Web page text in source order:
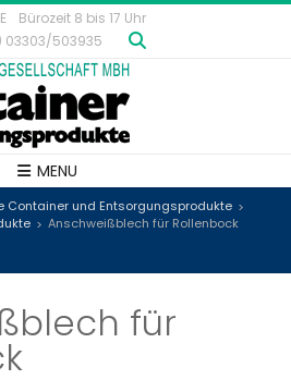
Bürozeit 8 bis 17 Uhr
03303/503935
MENU
Container und Entsorgungsprodukte >
> Anschweißblech für Rollenbock
für